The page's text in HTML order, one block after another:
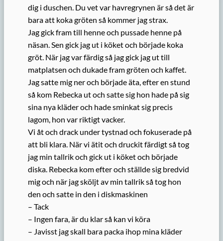
dig i duschen. Du vet var havregrynen är så det är
bara att koka gröten så kommer jag strax.
Jag gick fram till henne och pussade henne på
näsan. Sen gick jag ut i köket och började koka
gröt. När jag var färdig så jag gick jag ut till
matplatsen och dukade fram gröten och kaffet.
Jag satte mig ner och började äta, efter en stund
så kom Rebecka ut och satte sig hon hade på sig
sina nya kläder och hade sminkat sig precis
lagom, hon var riktigt vacker.
Vi åt och drack under tystnad och fokuserade på
att bli klara. När vi ätit och druckit färdigt så tog
jag min tallrik och gick ut i köket och började
diska. Rebecka kom efter och ställde sig bredvid
mig och när jag sköljt av min tallrik så tog hon
den och satte in den i diskmaskinen
– Tack
– Ingen fara, är du klar så kan vi köra
– Javisst jag skall bara packa ihop mina kläder